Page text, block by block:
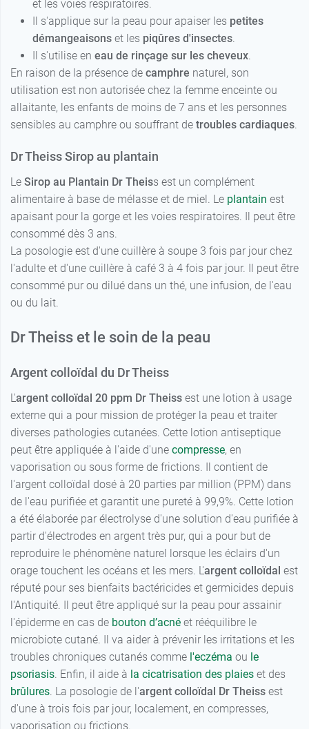
et les voies respiratoires.
Il s'applique sur la peau pour apaiser les petites
démangeaisons et les piqûres d'insectes.
Il s'utilise en eau de rinçage sur les cheveux.
En raison de la présence de camphre naturel, son
utilisation est non autorisée chez la femme enceinte ou
allaitante, les enfants de moins de 7 ans et les personnes
sensibles au camphre ou souffrant de troubles cardiaques.
Dr Theiss Sirop au plantain
Le Sirop au Plantain Dr Theiss est un complément
alimentaire à base de mélasse et de miel. Le plantain est
apaisant pour la gorge et les voies respiratoires. Il peut être
consommé dès 3 ans.
La posologie est d'une cuillère à soupe 3 fois par jour chez
l'adulte et d'une cuillère à café 3 à 4 fois par jour. Il peut être
consommé pur ou dilué dans un thé, une infusion, de l'eau
ou du lait.
Dr Theiss et le soin de la peau
Argent colloïdal du Dr Theiss
L'argent colloïdal 20 ppm Dr Theiss est une lotion à usage
externe qui a pour mission de protéger la peau et traiter
diverses pathologies cutanées. Cette lotion antiseptique
peut être appliquée à l'aide d'une compresse, en
vaporisation ou sous forme de frictions. Il contient de
l'argent colloïdal dosé à 20 parties par million (PPM) dans
de l'eau purifiée et garantit une pureté à 99,9%. Cette lotion
a été élaborée par électrolyse d'une solution d'eau purifiée à
partir d'électrodes en argent très pur, qui a pour but de
reproduire le phénomène naturel lorsque les éclairs d'un
orage touchent les océans et les mers. L'argent colloïdal est
réputé pour ses bienfaits bactéricides et germicides depuis
l'Antiquité. Il peut être appliqué sur la peau pour assainir
l'épiderme en cas de bouton d’acné et rééquilibre le
microbiote cutané. Il va aider à prévenir les irritations et les
troubles chroniques cutanés comme l'eczéma ou le
psoriasis. Enfin, il aide à la cicatrisation des plaies et des
brûlures. La posologie de l'argent colloïdal Dr Theiss est
d'une à trois fois par jour, localement, en compresses,
vaporisation ou frictions.